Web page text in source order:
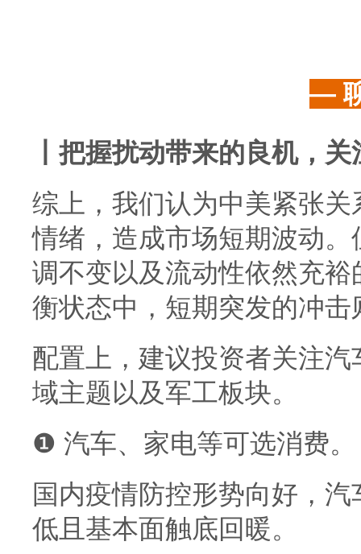
—
丨把握扰动带来的良机，
综上，我们认为中美紧张
情绪，造成市场短期波动
调不变以及流动性依然充
衡状态中，短期突发的冲
配置上，建议投资者关注
域主题以及军工板块。
❶ 汽车、家电等可选消费。
国内疫情防控形势向好，
低且基本面触底回暖。